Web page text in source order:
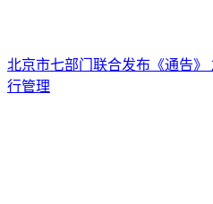
北京市七部门联合发布《通告
行管理